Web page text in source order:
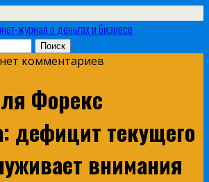
журнал о деньгах и бизнесе
нет комментариев
Форекс
дефицит текущего
внимания